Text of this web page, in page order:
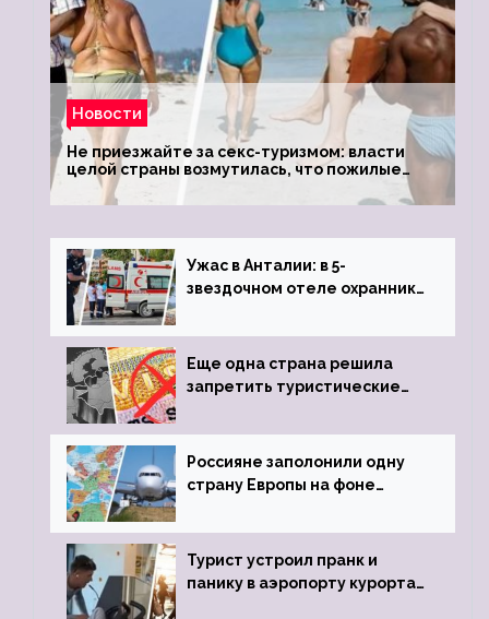
Новости
Не приезжайте за секс-туризмом: власти
целой страны возмутилась, что пожилые
туристки массово едут к ним, чтобы
обзавестись молодыми любовниками
Ужас в Анталии: в 5-
звездочном отеле охранник
пистолета
Еще одна страна решила
запретить туристические
Россияне заполонили одну
страну Европы на фоне
виз
Турист устроил пранк и
панику в аэропорту курорта,